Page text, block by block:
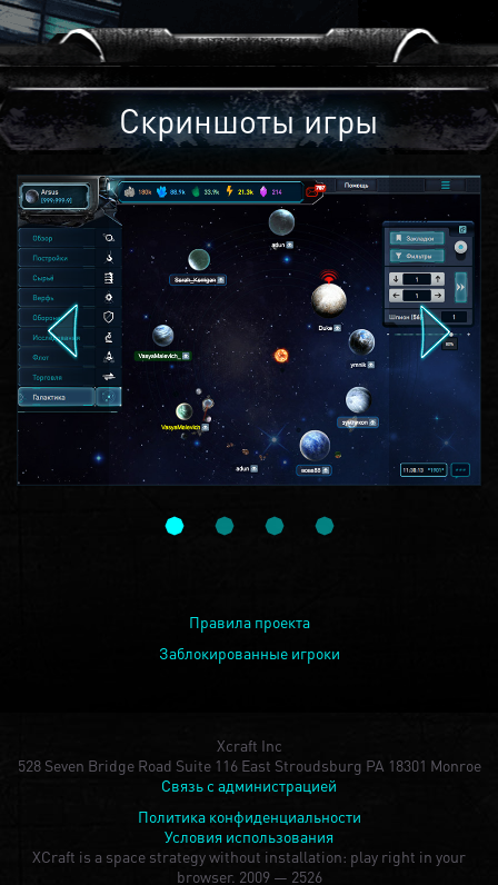
Скриншоты игры
Правила проекта
Заблокированные игроки
Xcraft Inc
528 Seven Bridge Road Suite 116 East Stroudsburg PA 18301 Monroe
Связь с администрацией
Политика конфиденциальности
Условия использования
XCraft is a space strategy without installation: play right in your
browser. 2009 — 2526